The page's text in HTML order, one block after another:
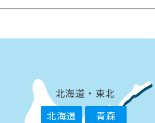
北海道・東北
北海道
青森